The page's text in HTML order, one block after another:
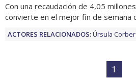
Con una recaudación de 4,05
convierte en el mejor fin de semana
ACTORES RELACIONADOS:Úrsula
1